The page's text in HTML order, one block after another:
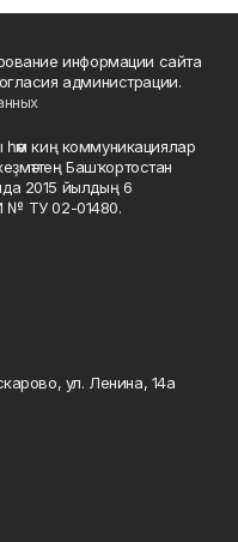
информации сайта
администрации.
һәм киң коммуникациялар
Башҡортостан
2015 йылдың 6
№ ТУ 02-01480.
ул. Ленина, 14а